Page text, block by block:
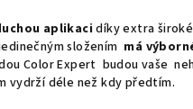
aplikacidíky extra
složením má
Color Expert budou vaše
vydrží déle než kdy předtím.